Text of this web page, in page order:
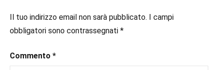
Il tuo indirizzo email non sarà pubblicato. I campi
obbligatori sono contrassegnati *
Commento *